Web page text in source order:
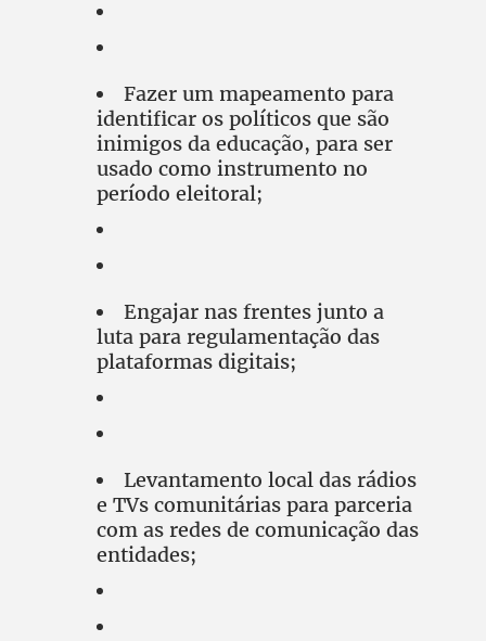
Fazer um mapeamento para
identificar os políticos que são
inimigos da educação, para ser
usado como instrumento no
período eleitoral;
Engajar nas frentes junto a
luta para regulamentação das
plataformas digitais;
Levantamento local das rádios
e TVs comunitárias para parceria
com as redes de comunicação das
entidades;